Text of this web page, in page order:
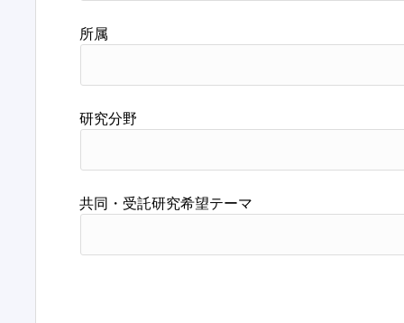
所属
研究分野
共同・受託研究希望テーマ